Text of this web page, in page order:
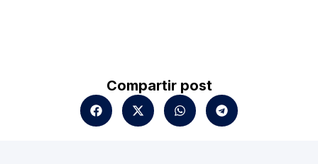
Compartir post